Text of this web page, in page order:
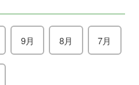
9月 8月 7月